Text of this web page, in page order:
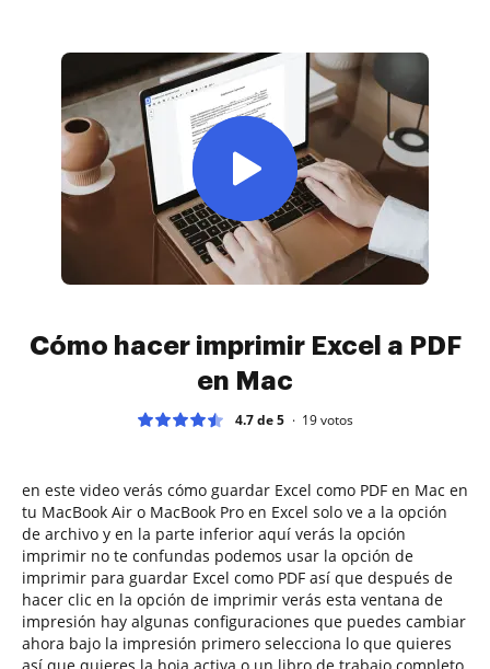
Cómo hacer imprimir Excel a PDF
en Mac
4.7 de 5 19votos
en este video verás cómo guardar Excel como PDF en Mac en
tu MacBook Air o MacBook Pro en Excel solo ve a la opción
de archivo y en la parte inferior aquí verás la opción
imprimir no te confundas podemos usar la opción de
imprimir para guardar Excel como PDF así que después de
hacer clic en la opción de imprimir verás esta ventana de
impresión hay algunas configuraciones que puedes cambiar
ahora bajo la impresión primero selecciona lo que quieres
así que quieres la hoja activa o un libro de trabajo completo